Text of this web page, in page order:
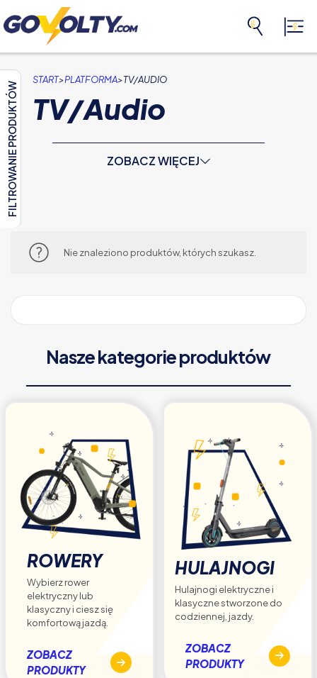
FILTROWANIE PRODUKTÓW
START>PLATFORMA>TV/AUDIO
TV/Audio
ZOBACZ WIĘCEJ
Nie znaleziono produktów, których szukasz.
Nasze kategorie produktów
ROWERY
Wybierz rower
elektryczny lub
klasyczny i ciesz się
komfortową jazdą.
ZOBACZ
PRODUKTY
HULAJNOGI
Hulajnogi elektryczne i
klasyczne stworzone do
codziennej, jazdy.
ZOBACZ
PRODUKTY